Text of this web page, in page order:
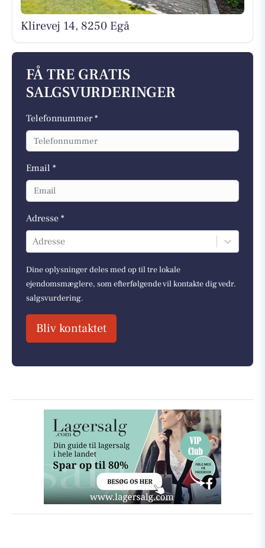
Klirevej 14, 8250 Egå
FÅ TRE GRATIS
SALGSVURDERINGER
Telefonnummer *
Email *
Adresse *
Adresse
Dine oplysninger deles med op til tre lokale
ejendomsmæglere, som efterfølgende vil kontakte dig vedr.
salgsvurdering.
Bliv kontaktet